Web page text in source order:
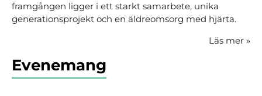
framgången ligger i ett starkt samarbete, unika
generationsprojekt och en äldreomsorg med hjärta.
Läs mer »
Evenemang